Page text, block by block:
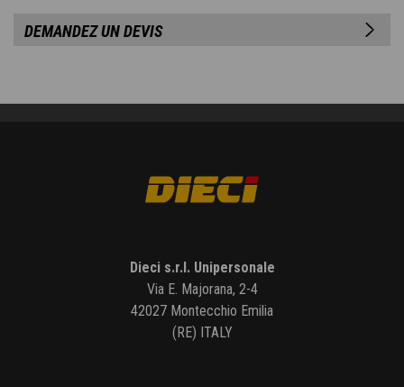
DEMANDEZ UN DEVIS
Dieci s.r.l. Unipersonale
Via E. Majorana, 2-4
42027 Montecchio Emilia
(RE) ITALY